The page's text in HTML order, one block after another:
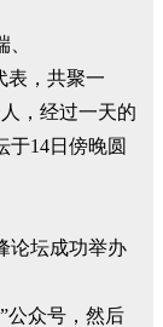
表，共聚一
，经过一天的
于14日傍晚圆
公众号，然后